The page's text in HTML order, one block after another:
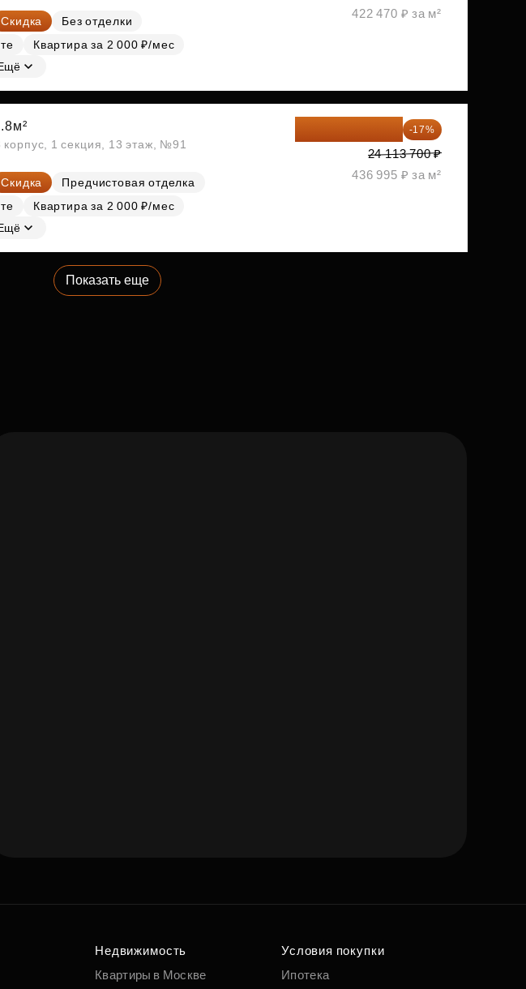
Скидка
Без отделки
Квартира за 2 000 ₽/мес
422 470 ₽ за м²
1 секция, 13 этаж, №91
Скидка
Предчистовая отделка
Квартира за 2 000 ₽/мес
-17%
24 113 700 ₽
436 995 ₽ за м²
Показать еще
Недвижимость
Квартиры в Москве
Условия покупки
Ипотека